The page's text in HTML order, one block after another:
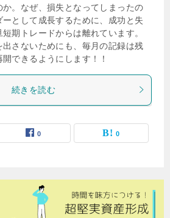
。なぜ、損失となってしまったの
として成長するために、成功と失
期トレードからは離れています。
さないためにも、毎月の記録は残
できるようにします！！
続きを読む
0 0